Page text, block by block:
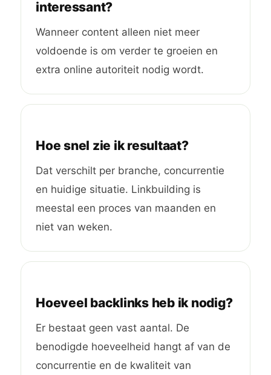
interessant?
Wanneer content alleen niet meer
voldoende is om verder te groeien en
extra online autoriteit nodig wordt.
Hoe snel zie ik resultaat?
Dat verschilt per branche, concurrentie
en huidige situatie. Linkbuilding is
meestal een proces van maanden en
niet van weken.
Hoeveel backlinks heb ik nodig?
Er bestaat geen vast aantal. De
benodigde hoeveelheid hangt af van de
concurrentie en de kwaliteit van